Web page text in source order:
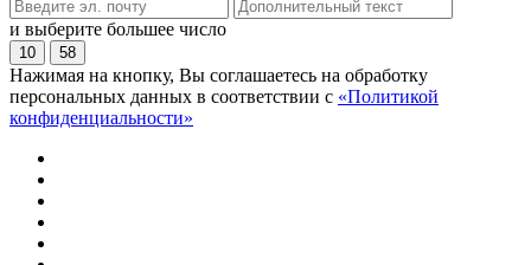
и выберите большее число
10 58
Нажимая на кнопку, Вы соглашаетесь на обработку
персональных данных в соответствии с «Политикой
конфиденциальности»